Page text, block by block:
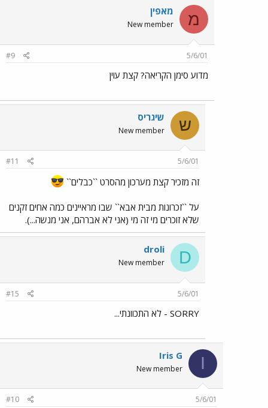
מ מאפין
New member
5/6/01
#9
מדוע סימן הקריאה? קצת עוין
ש שיגריס
New member
5/6/01
#11
זה מזכיר קצת מערכון מהסרט ``כבלים``
על ``זכרונות מבית אבא`` שבו מראיינים כמה אחים זקנים
שלא זוכרים מי זה מי (אני לא אברהם, אני מנשה...).
D
droli
New member
5/6/01
#15
SORRY - לא התכוונתי...
I
Iris G
New member
5/6/01
#10